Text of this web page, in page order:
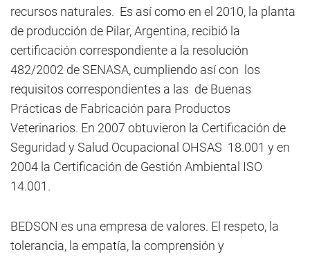
recursos naturales. Es así como en el 2010, la planta
de producción de Pilar, Argentina, recibió la
certificación correspondiente a la resolución
482/2002 de SENASA, cumpliendo así con los
requisitos correspondientes a las de Buenas
Prácticas de Fabricación para Productos
Veterinarios. En 2007 obtuvieron la Certificación de
Seguridad y Salud Ocupacional OHSAS 18.001 y en
2004 la Certificación de Gestión Ambiental ISO
14.001.
BEDSON es una empresa de valores. El respeto, la
tolerancia, la empatía, la comprensión y